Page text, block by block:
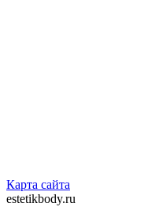
Карта сайта
estetikbody.ru